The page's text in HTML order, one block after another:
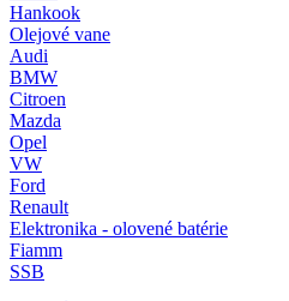
Hankook
Olejové vane
Audi
BMW
Citroen
Mazda
Opel
VW
Ford
Renault
Elektronika - olovené batérie
Fiamm
SSB